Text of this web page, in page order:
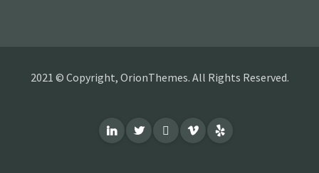
2021 © Copyright, OrionThemes. All Rights Reserved.